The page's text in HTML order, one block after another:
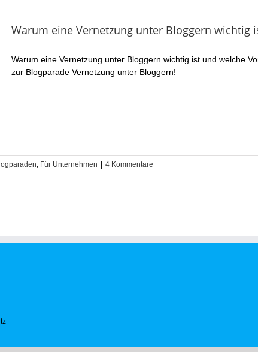
Warum eine Vernetzung unter Bloggern
Warum eine Vernetzung unter Bloggern wichtig ist und welche
zur Blogparade Vernetzung unter Bloggern!
, Für Unternehmen 4 Kommentare